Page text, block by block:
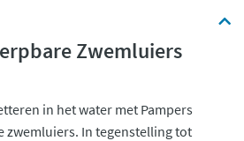
Zwemluiers
in het water met Pampers
zwemluiers. In tegenstelling tot